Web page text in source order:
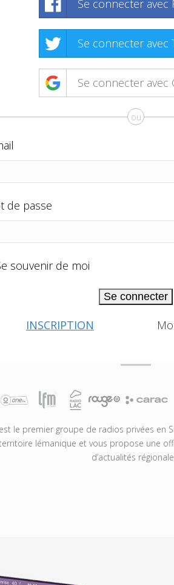
Se connecter avec
Se connecter avec
Se connecter avec
ou
de passe
souvenir de moi
Se connecter
INSCRIPTION
le premier groupe de radios privées en
lémanique et vous propose une
d’actualités